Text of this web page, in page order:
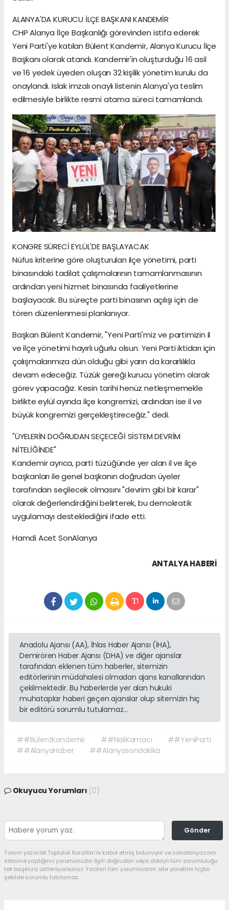
ALANYA'DA KURUCU İLÇE BAŞKANI KANDEMİR
CHP Alanya İlçe Başkanlığı görevinden istifa ederek
Yeni Parti'ye katılan Bülent Kandemir, Alanya Kurucu İlçe
Başkanı olarak atandı. Kandemir'in oluşturduğu 16 asil
ve 16 yedek üyeden oluşan 32 kişilik yönetim kurulu da
onaylandı. Islak imzalı onaylı listenin Alanya'ya teslim
edilmesiyle birlikte resmi atama süreci tamamlandı.
KONGRE SÜRECİ EYLÜL'DE BAŞLAYACAK
Nüfus kriterine göre oluşturulan ilçe yönetimi, parti
binasındaki tadilat çalışmalarının tamamlanmasının
ardından yeni hizmet binasında faaliyetlerine
başlayacak. Bu süreçte parti binasının açılışı için de
tören düzenlenmesi planlanıyor.
Başkan Bülent Kandemir, "Yeni Parti'miz ve partimizin il
ve ilçe yönetimi hayırlı uğurlu olsun. Yeni Parti iktidarı için
çalışmalarımıza dün olduğu gibi yarın da kararlılıkla
devam edeceğiz. Tüzük gereği kurucu yönetim olarak
görev yapacağız. Kesin tarihi henüz netleşmemekle
birlikte eylül ayında ilçe kongremizi, ardından ise il ve
büyük kongremizi gerçekleştireceğiz." dedi.
"ÜYELERİN DOĞRUDAN SEÇECEĞİ SİSTEM DEVRİM
NİTELİĞİNDE"
Kandemir ayrıca, parti tüzüğünde yer alan il ve ilçe
başkanları ile genel başkanın doğrudan üyeler
tarafından seçilecek olmasını "devrim gibi bir karar"
olarak değerlendirdiğini belirterek, bu demokratik
uygulamayı desteklediğini ifade etti.
Hamdi Acet SonAlanya
ANTALYA HABERİ
Anadolu Ajansı (AA), İhlas Haber Ajansı (İHA),
Demirören Haber Ajansı (DHA) ve diğer ajanslar
tarafından eklenen tüm haberler, sitemizin
editörlerinin müdahalesi olmadan ajans kanallarından
çekilmektedir. Bu haberlerde yer alan hukuki
muhataplar haberi geçen ajanslar olup sitemizin hiç
bir editörü sorumlu tutulamaz...
##BülentKandemir ##NailKamacı
##YeniParti
##AlanyaHaber
##Alanyasondakika
Okuyucu Yorumları (0)
Gönder
Yorum yazarak Topluluk Kuralları’nı kabul etmiş bulunuyor ve sonalanya.com
sitesine yaptığınız yorumunuzla ilgili doğrudan veya dolaylı tüm sorumluluğu
tek başınıza üstleniyorsunuz. Yazılan tüm yorumlardan site yönetimi hiçbir
şekilde sorumlu tutulamaz.